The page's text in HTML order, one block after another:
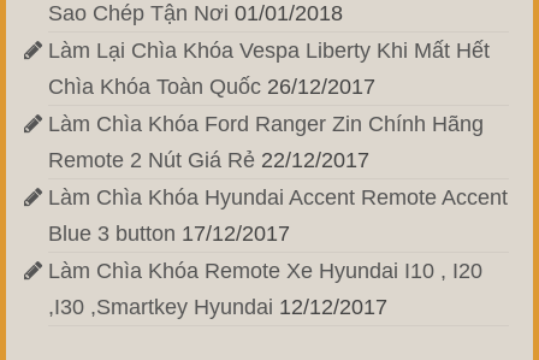
Sao Chép Tận Nơi 01/01/2018
Làm Lại Chìa Khóa Vespa Liberty Khi Mất Hết
Chìa Khóa Toàn Quốc 26/12/2017
Làm Chìa Khóa Ford Ranger Zin Chính Hãng
Remote 2 Nút Giá Rẻ 22/12/2017
Làm Chìa Khóa Hyundai Accent Remote Accent
Blue 3 button 17/12/2017
Làm Chìa Khóa Remote Xe Hyundai I10 , I20
,I30 ,Smartkey Hyundai 12/12/2017